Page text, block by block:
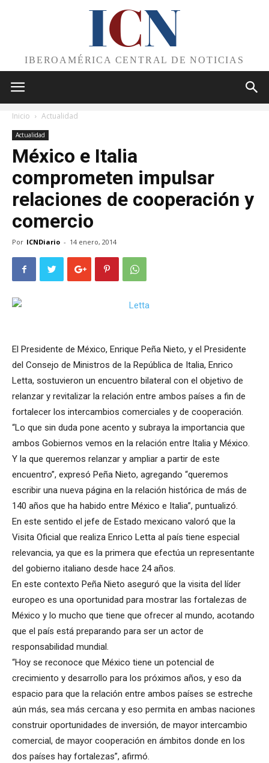
ICN
IBEROAMÉRICA CENTRAL DE NOTICIAS
Inicio Actualidad
Actualidad
México e Italia
comprometen impulsar
relaciones de cooperación y
comercio
Por ICNDiario - 14 enero, 2014
El Presidente de México, Enrique Peña Nieto, y el Presidente
del Consejo de Ministros de la República de Italia, Enrico
Letta, sostuvieron un encuentro bilateral con el objetivo de
relanzar y revitalizar la relación entre ambos países a fin de
fortalecer los intercambios comerciales y de cooperación.
“Lo que sin duda pone acento y subraya la importancia que
ambos Gobiernos vemos en la relación entre Italia y México.
Y la que queremos relanzar y ampliar a partir de este
encuentro”, expresó Peña Nieto, agregando “queremos
escribir una nueva página en la relación histórica de más de
140 años que ha habido entre México e Italia”, puntualizó.
En este sentido el jefe de Estado mexicano valoró que la
Visita Oficial que realiza Enrico Letta al país tiene especial
relevancia, ya que es la primera que efectúa un representante
del gobierno italiano desde hace 24 años.
En este contexto Peña Nieto aseguró que la visita del líder
europeo es una oportunidad para mostrar las fortalezas de
México y lo mucho que tiene que ofrecer al mundo, acotando
que el país está preparando para ser un actor de
responsabilidad mundial.
“Hoy se reconoce que México tiene un potencial de
crecimiento y desarrollo para los próximos años, y eso da
espacio para que la relación entre ambos países se estreche
aún más, sea más cercana y eso permita en ambas naciones
construir oportunidades de inversión, de mayor intercambio
comercial, de mayor cooperación en ámbitos donde en los
dos países hay fortalezas”, afirmó.